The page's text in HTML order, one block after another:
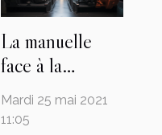
La manuelle
face à la
mécanique : à
quelle boîte de
Mardi 25 mai 2021
11:05